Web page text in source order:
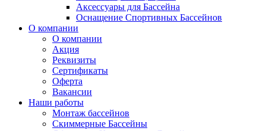
Аксессуары для Бассейна
Оснащение Спортивных Бассейнов
О компании
О компании
Акция
Реквизиты
Сертификаты
Оферта
Вакансии
Наши работы
Монтаж бассейнов
Скиммерные Бассейны